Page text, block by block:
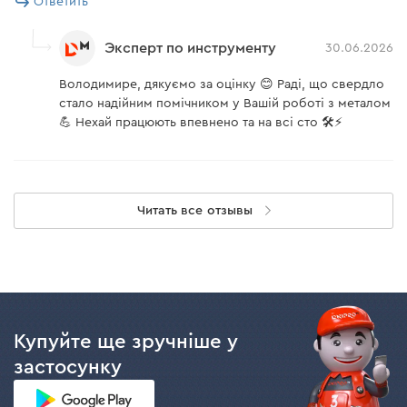
Эксперт по инструменту 30.06.2026
Володимире, дякуємо за оцінку 😊 Раді, що свердло
стало надійним помічником у Вашій роботі з металом
💪 Нехай працюють впевнено та на всі сто 🛠️⚡
Читать все отзывы
Купуйте ще зручніше у
застосунку